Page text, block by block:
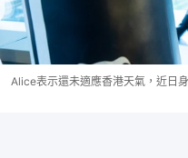
Alice表示還未適應香港天氣，近日